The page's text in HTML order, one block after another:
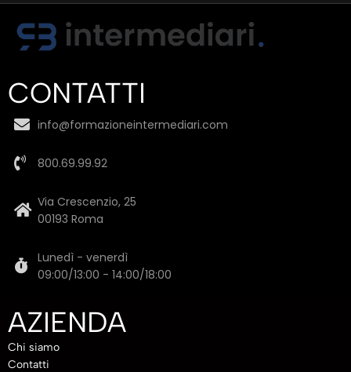
CONTATTI
info@formazioneintermediari.com
800.69.99.92
Via Crescenzio, 25
00193 Roma
Lunedì - venerdì
09:00/13:00 - 14:00/18:00
AZIENDA
Chi siamo
Contatti